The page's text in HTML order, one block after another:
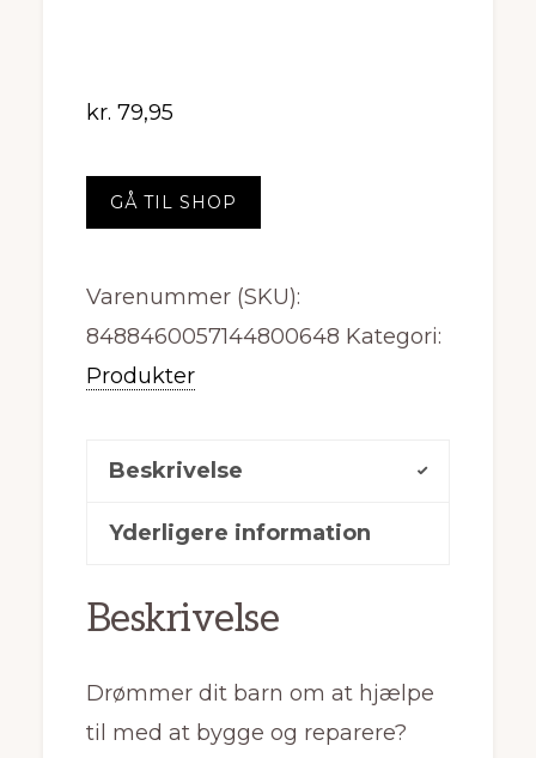
kr. 79,95
GÅ TIL SHOP
Varenummer (SKU):
8488460057144800648 Kategori:
Produkter
Beskrivelse
Yderligere information
Beskrivelse
Drømmer dit barn om at hjælpe
til med at bygge og reparere?